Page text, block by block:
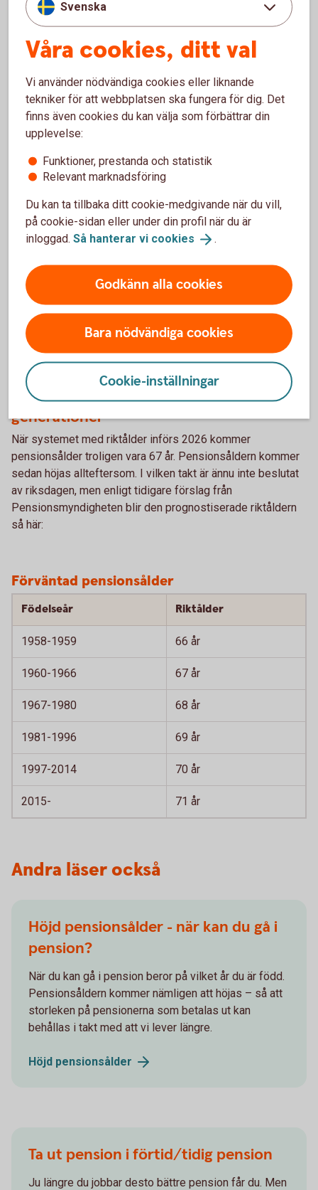
Ekonom för Finansiell hälsa
5 snabba om jobbonär
Som jobbonär kombinerar du arbete och pension.
Om du har företag kan du ta ut din pension och
fortsätta driva ditt företag.
Du kan ändra hur mycket du vill ta ut av allmän pension
när du vill.
Ju längre du arbetar desto högre blir din månatliga
Förväntad pensionsålder för olika
generationer
När systemet med riktålder införs 2026 kommer
pensionsålder troligen vara 67 år. Pensionsåldern kommer
sedan höjas allteftersom. I vilken takt är ännu inte beslutat
av riksdagen, men enligt tidigare förslag från
Pensionsmyndigheten blir den prognostiserade riktåldern
så här:
Förväntad pensionsålder
Födelseår Riktålder
1958-1959 66 år
1960-1966 67 år
1967-1980 68 år
1981-1996 69 år
1997-2014 70 år
2015- 71 år
Andra läser också
Höjd pensionsålder - när kan du gå i
pension?
När du kan gå i pension beror på vilket år du är född.
Pensionsåldern kommer nämligen att höjas – så att
storleken på pensionerna som betalas ut kan
behållas i takt med att vi lever längre.
Höjd pensionsålder
Ta ut pension i förtid/tidig pension
Ju längre du jobbar desto bättre pension får du. Men
Svenska
Våra cookies, ditt val
Vi använder nödvändiga cookies eller liknande
tekniker för att webbplatsen ska fungera för dig. Det
finns även cookies du kan välja som förbättrar din
upplevelse:
Funktioner, prestanda och statistik
Relevant marknadsföring
Du kan ta tillbaka ditt cookie-medgivande när du vill,
på cookie-sidan eller under din profil när du är
inloggad. Så hanterar vi cookies .
Godkänn alla cookies
Bara nödvändiga cookies
Cookie-inställningar